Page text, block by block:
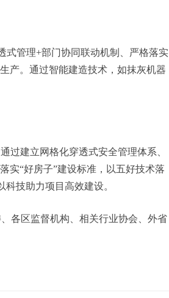
管理+部门协同联动机制、严格落实
产。通过智能建造技术，如抹灰机器
建立网格化穿透式安全管理体系、
实“好房子”建设标准，以五好技术落
技助力项目高效建设。
各区监督机构、相关行业协会、外省